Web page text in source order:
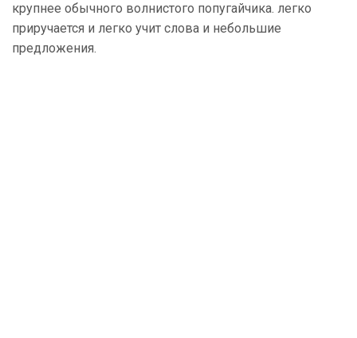
крупнее обычного волнистого попугайчика. легко
приручается и легко учит слова и небольшие
предложения.